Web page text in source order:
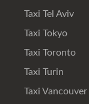
Taxi Tel Aviv
Taxi Tokyo
Taxi Toronto
Taxi Turin
Taxi